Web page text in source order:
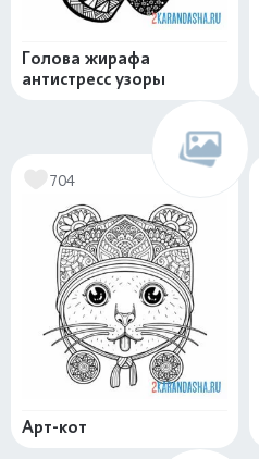
Голова жирафа
антистресс узоры
704
Арт-кот